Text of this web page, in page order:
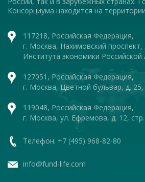
Консорциума находится на
117218, Российская Федерация,
г. Москва, Нахимовский проспект,
Института экономики
127051, Российская Федерация,
г. Москва, Цветной бульвар, д. 25,
119048, Российская Федерация,
г. Москва, ул. Ефремова, д. 12,
Телефон: +7 (495) 968-82-80
info@fund-life.com